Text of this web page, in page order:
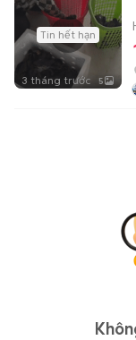
Tin hết hạn
3 tháng trước 5